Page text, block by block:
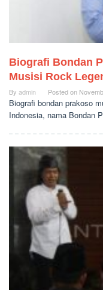
Biografi Bondan
Musisi Rock
By admin Posted on
Biografi bondan prakoso
Indonesia, nama Bondan